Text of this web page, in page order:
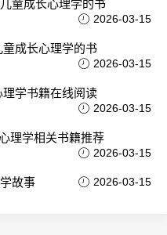
童成长心理学的书
2026-03-15
成长心理学的书
2026-03-15
学书籍在线阅读
2026-03-15
理学相关书籍推荐
2026-03-15
故事 2026-03-15